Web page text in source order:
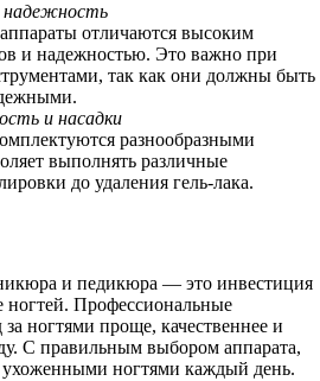
надежность
отличаются высоким
и надежностью. Это важно при
так как они должны быть
и насадки
разнообразными
выполнять различные
до удаления гель-лака.
и педикюра — это инвестиция
ногтей. Профессиональные
ногтями проще, качественнее и
С правильным выбором аппарата,
ухоженными ногтями каждый день.